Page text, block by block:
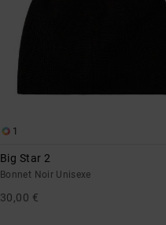
1
Big Star 2
Bonnet Noir Unisexe
30,00 €